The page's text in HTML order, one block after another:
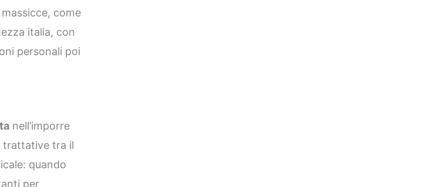
come
italia, con
personali poi
nell’imporre
trattative tra il
quando
per